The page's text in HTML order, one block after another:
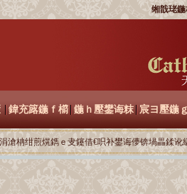
缃戠珯
鍏充簬鍦ｆ櫤 鍦ｈ壓鐢诲粖 宸ヨ壓鍦
滄柟绀煎熀鐫ｅ叏鑳借€呮补鐢诲儚锛堝畾鍒讹